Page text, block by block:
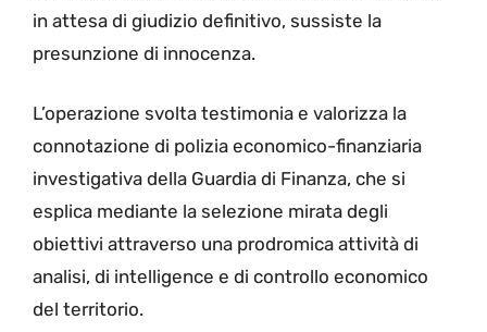
in attesa di giudizio definitivo, sussiste la
presunzione di innocenza.
L’operazione svolta testimonia e valorizza la
connotazione di polizia economico-finanziaria
investigativa della Guardia di Finanza, che si
esplica mediante la selezione mirata degli
obiettivi attraverso una prodromica attività di
analisi, di intelligence e di controllo economico
del territorio.